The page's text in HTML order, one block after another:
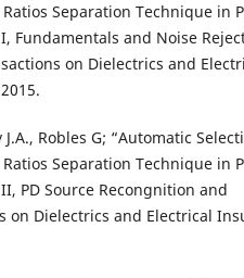
Separation Technique in
Fundamentals and Noise
on Dielectrics and
Robles G; “Automatic
Separation Technique in
PD Source Recongnition and
on Dielectrics and Electrical